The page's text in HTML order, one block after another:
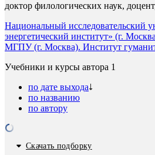
доктор филологических наук,
Национальный исследовательский
энергетический институт» (г.
МГПУ (г. Москва). Институт
Учебники и курсы автора 1
по дате выхода
по названию
по автору
Скачать подборку